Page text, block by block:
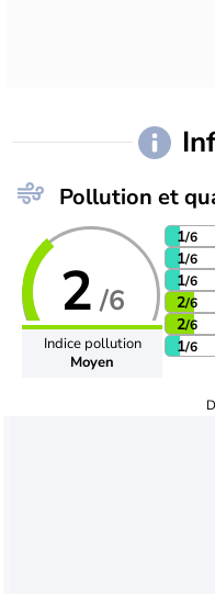
Pollution et
2 /6
Indice pollution
Moyen
1/6
1/6
1/6
2/6
2/6
1/6